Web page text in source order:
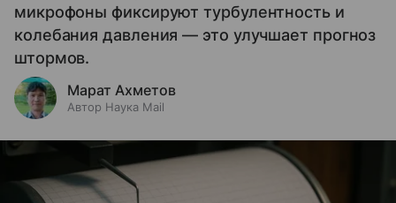
микрофоны фиксируют турбулентность и
колебания давления — это улучшает прогноз
штормов.
Марат Ахметов
Автор Наука Mail